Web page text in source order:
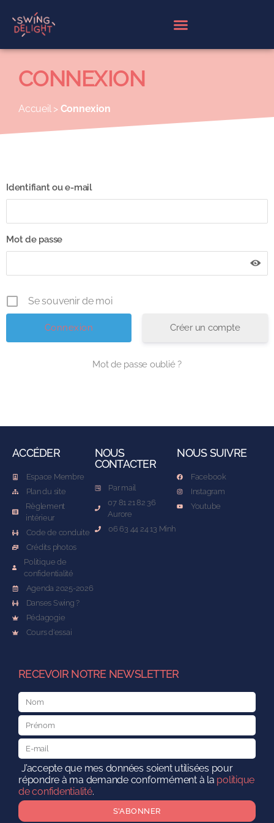
CONNEXION
Accueil> Connexion
Identifiant ou e-mail
Mot de passe
Se souvenir de moi
Créer un compte
Mot de passe oublié ?
ACCÉDER
Espace Membre
Plan du site
Règlement
intérieur
Code de conduite
Crédits photos
Politique de
confidentialité
Agenda 2025-2026
Danses Swing ?
Pédagogie
Cours d'essai
NOUS
CONTACTER
Par mail
07 81 21 82 36
Aurore
06 63 44 24 13 Minh
NOUS SUIVRE
Facebook
Instagram
Youtube
RECEVOIR NOTRE NEWSLETTER
J’accepte que mes données soient utilisées pour
répondre à ma demande conformément à la politique
de confidentialité.
S'ABONNER